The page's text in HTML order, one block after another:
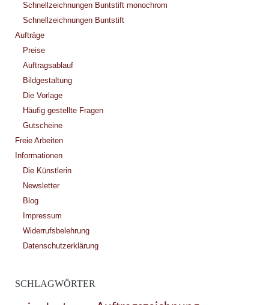
Schnellzeichnungen Buntstift monochrom
Schnellzeichnungen Buntstift
Aufträge
Preise
Auftragsablauf
Bildgestaltung
Die Vorlage
Häufig gestellte Fragen
Gutscheine
Freie Arbeiten
Informationen
Die Künstlerin
Newsletter
Blog
Impressum
Widerrufsbelehrung
Datenschutzerklärung
SCHLAGWÖRTER